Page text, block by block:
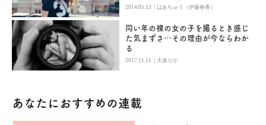
2014.05.13 |はあちゅう（伊藤春香）
同い年の裸の女の子を撮るとき感じ
た気まずさ…その理由が今ならわか
る
2017.11.11 |大泉りか
あなたにおすすめの連載